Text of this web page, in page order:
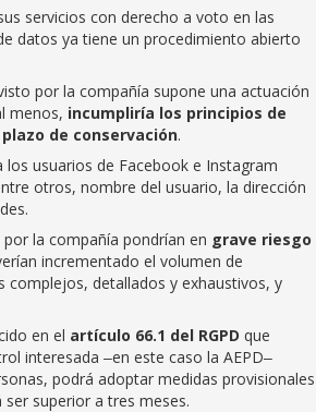
servicios con derecho a voto en las
datos ya tiene un procedimiento abierto
por la compañía supone una actuación
menos, incumpliría los principios de
de conservación.
usuarios de Facebook e Instagram
otros, nombre del usuario, la dirección
la compañía pondrían en grave riesgo
incrementado el volumen de
complejos, detallados y exhaustivos, y
en el artículo 66.1 del RGPD que
interesada ‒en este caso la AEPD‒
podrá adoptar medidas provisionales
superior a tres meses.